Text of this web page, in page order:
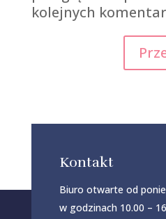
kolejnych
Kontakt
Biuro otwarte od
w godzinach 10.00 –